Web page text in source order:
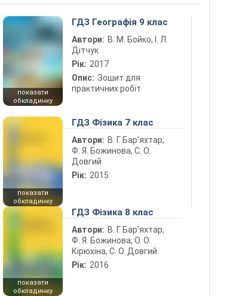
показати
обкладинку
ГДЗ Географія 9 клас
Автори: В. М. Бойко, І. Л.
Дітчук
Рік: 2017
Опис: Зошит для
практичних робіт
показати
обкладинку
ГДЗ Фізика 7 клас
Автори: В. Г. Бар’яхтар,
Ф. Я. Божинова, С. О.
Довгий
Рік: 2015
показати
обкладинку
ГДЗ Фізика 8 клас
Автори: В. Г. Бар’яхтар,
Ф. Я. Божинова, О. О.
Кірюхіна, С. О. Довгий
Рік: 2016